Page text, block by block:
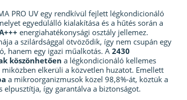
PRO UV egy rendkívül fejlett légkondicionáló
egyedülálló kialakítása és a hűtés során a
energiahatékonysági osztály jellemez.
a szilárdsággal ötvöződik, így nem csupán egy
hanem egy igazi műalkotás. A2430
köszönhetően a légkondicionáló kellemes
elkerüli a közvetlen huzatot. Emellett
a mikroorganizmusok közel 98,8%-át, köztük a
elpusztítja, így garantálva a biztonságot.